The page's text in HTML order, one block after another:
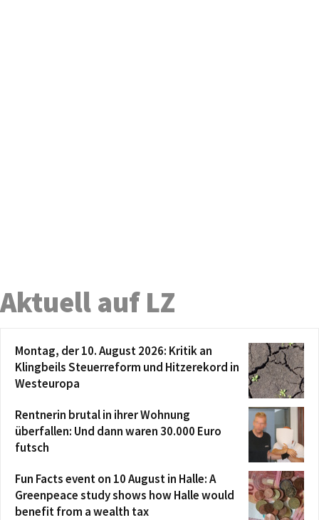
Aktuell auf LZ
Montag, der 10. August 2026: Kritik an
Klingbeils Steuerreform und Hitzerekord in
Westeuropa
Rentnerin brutal in ihrer Wohnung
überfallen: Und dann waren 30.000 Euro
futsch
Fun Facts event on 10 August in Halle: A
Greenpeace study shows how Halle would
benefit from a wealth tax